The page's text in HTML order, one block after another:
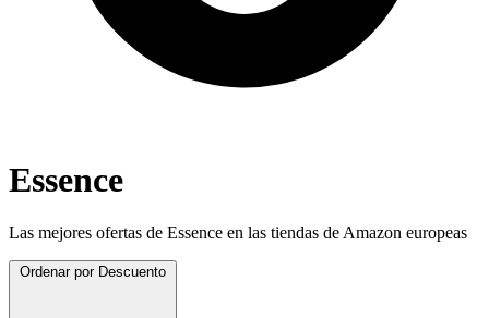
Essence
Las mejores ofertas de Essence en las tiendas de Amazon europeas
Ordenar por Descuento